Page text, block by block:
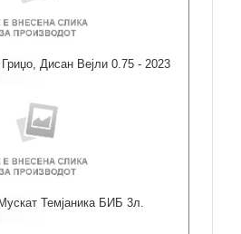
Дисан Вејли 0.75 - 2023
Темјаника БИБ 3л.